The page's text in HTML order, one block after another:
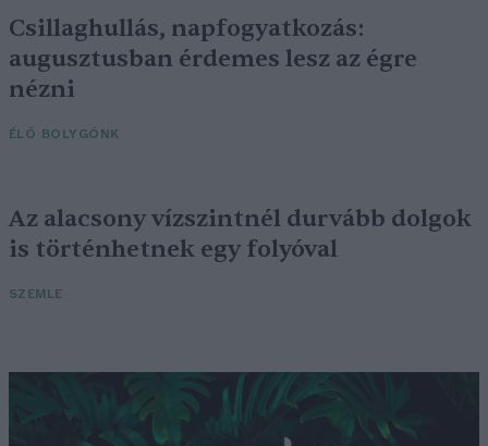
Csillaghullás, napfogyatkozás:
augusztusban érdemes lesz az égre
nézni
ÉLŐ BOLYGÓNK
Az alacsony vízszintnél durvább dolgok
is történhetnek egy folyóval
SZEMLE